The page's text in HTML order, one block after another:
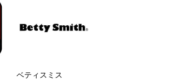
ベティスミス